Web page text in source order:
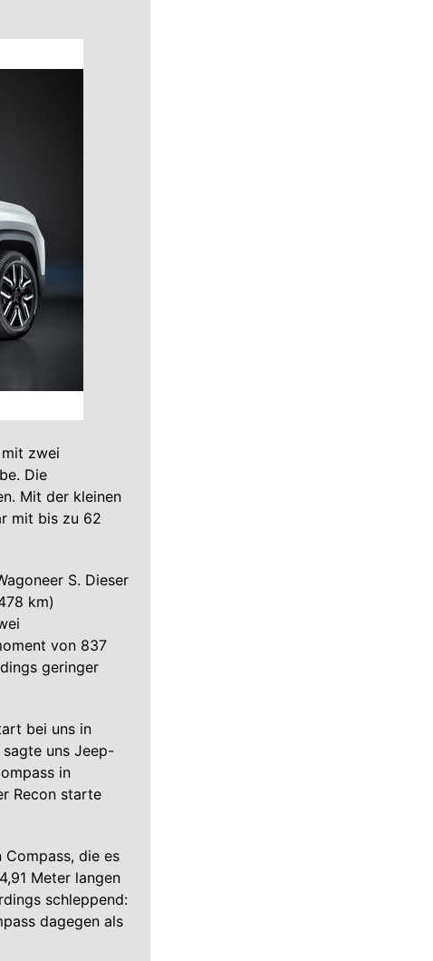
zwei
Die
Mit der kleinen
mit bis zu 62
S. Dieser
km)
von 837
geringer
bei uns in
uns Jeep-
in
Recon starte
die es
Meter langen
schleppend:
dagegen als